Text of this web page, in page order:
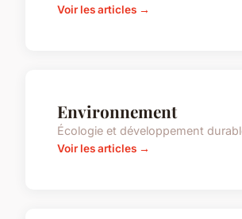
Voir les articles →
Environnement
Écologie et développement
Voir les articles →